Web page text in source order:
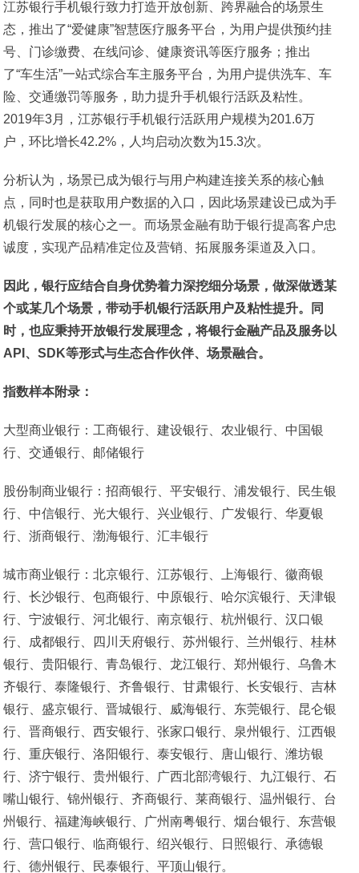
江苏银行手机银行致力打造开放创新、跨界融合的场景生
态，推出了“爱健康”智慧医疗服务平台，为用户提供预约挂
号、门诊缴费、在线问诊、健康资讯等医疗服务；推出
了“车生活”一站式综合车主服务平台，为用户提供洗车、车
险、交通缴罚等服务，助力提升手机银行活跃及粘性。
2019年3月，江苏银行手机银行活跃用户规模为201.6万
户，环比增长42.2%，人均启动次数为15.3次。
分析认为，场景已成为银行与用户构建连接关系的核心触
点，同时也是获取用户数据的入口，因此场景建设已成为手
机银行发展的核心之一。而场景金融有助于银行提高客户忠
诚度，实现产品精准定位及营销、拓展服务渠道及入口。
因此，银行应结合自身优势着力深挖细分场景，做深做透某
个或某几个场景，带动手机银行活跃用户及粘性提升。同
时，也应秉持开放银行发展理念，将银行金融产品及服务以
API、SDK等形式与生态合作伙伴、场景融合。
指数样本附录：
大型商业银行：工商银行、建设银行、农业银行、中国银
行、交通银行、邮储银行
股份制商业银行：招商银行、平安银行、浦发银行、民生银
行、中信银行、光大银行、兴业银行、广发银行、华夏银
行、浙商银行、渤海银行、汇丰银行
城市商业银行：北京银行、江苏银行、上海银行、徽商银
行、长沙银行、包商银行、中原银行、哈尔滨银行、天津银
行、宁波银行、河北银行、南京银行、杭州银行、汉口银
行、成都银行、四川天府银行、苏州银行、兰州银行、桂林
银行、贵阳银行、青岛银行、龙江银行、郑州银行、乌鲁木
齐银行、泰隆银行、齐鲁银行、甘肃银行、长安银行、吉林
银行、盛京银行、晋城银行、威海银行、东莞银行、昆仑银
行、晋商银行、西安银行、张家口银行、泉州银行、江西银
行、重庆银行、洛阳银行、泰安银行、唐山银行、潍坊银
行、济宁银行、贵州银行、广西北部湾银行、九江银行、石
嘴山银行、锦州银行、齐商银行、莱商银行、温州银行、台
州银行、福建海峡银行、广州南粤银行、烟台银行、东营银
行、营口银行、临商银行、绍兴银行、日照银行、承德银
行、德州银行、民泰银行、平顶山银行。